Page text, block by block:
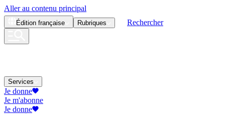
Aller au contenu principal
Édition française Rubriques Rechercher
Services
Je donne
Je m'abonne
Je donne